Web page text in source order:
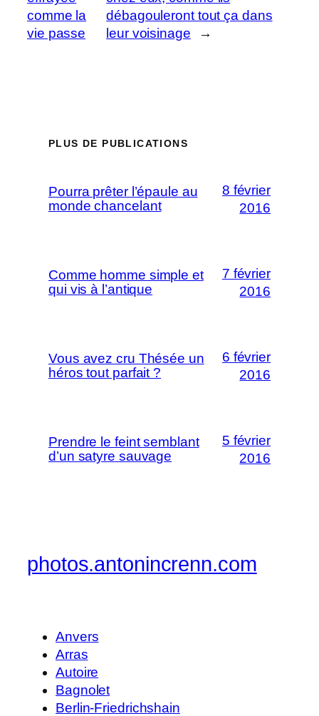
comme la
vie passe
débagouleront tout ça dans
leur voisinage
→
PLUS DE PUBLICATIONS
Pourra prêter l’épaule au
monde chancelant
8 février
2016
Comme homme simple et
qui vis à l’antique
7 février
2016
Vous avez cru Thésée un
héros tout parfait ?
6 février
2016
Prendre le feint semblant
d’un satyre sauvage
5 février
2016
photos.antonincrenn.com
Anvers
Arras
Autoire
Bagnolet
Berlin-Friedrichshain